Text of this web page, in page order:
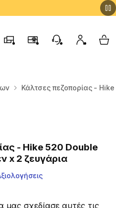
γλώσσας: English (English)
Καταστήματα Decathlon
ΠρόγραμμαΕξυπηρέτηση
Ο My
Κάλτσες πεζοπορίας -
x 2 ζευγάρια
2403 reviews
σχεδίασε αυτές τις